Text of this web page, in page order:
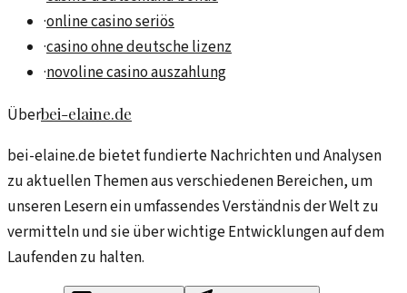
·online casino seriös
·casino ohne deutsche lizenz
·novoline casino auszahlung
Überbei-elaine.de
bei-elaine.de bietet fundierte Nachrichten und Analysen
zu aktuellen Themen aus verschiedenen Bereichen, um
unseren Lesern ein umfassendes Verständnis der Welt zu
vermitteln und sie über wichtige Entwicklungen auf dem
Laufenden zu halten.